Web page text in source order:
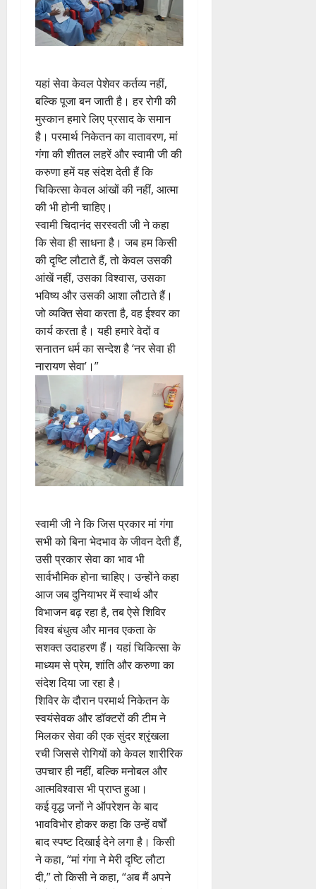
यहां सेवा केवल पेशेवर कर्तव्य नहीं,
बल्कि पूजा बन जाती है। हर रोगी की
मुस्कान हमारे लिए प्रसाद के समान
है। परमार्थ निकेतन का वातावरण, मां
गंगा की शीतल लहरें और स्वामी जी की
करुणा हमें यह संदेश देती हैं कि
चिकित्सा केवल आंखों की नहीं, आत्मा
की भी होनी चाहिए।
स्वामी चिदानंद सरस्वती जी ने कहा
कि सेवा ही साधना है। जब हम किसी
की दृष्टि लौटाते हैं, तो केवल उसकी
आंखें नहीं, उसका विश्वास, उसका
भविष्य और उसकी आशा लौटाते हैं।
जो व्यक्ति सेवा करता है, वह ईश्वर का
कार्य करता है। यही हमारे वेदों व
सनातन धर्म का सन्देश है ‘नर सेवा ही
नारायण सेवा’।”
स्वामी जी ने कि जिस प्रकार मां गंगा
सभी को बिना भेदभाव के जीवन देती हैं,
उसी प्रकार सेवा का भाव भी
सार्वभौमिक होना चाहिए। उन्होंने कहा
आज जब दुनियाभर में स्वार्थ और
विभाजन बढ़ रहा है, तब ऐसे शिविर
विश्व बंधुत्व और मानव एकता के
सशक्त उदाहरण हैं। यहां चिकित्सा के
माध्यम से प्रेम, शांति और करुणा का
संदेश दिया जा रहा है।
शिविर के दौरान परमार्थ निकेतन के
स्वयंसेवक और डॉक्टरों की टीम ने
मिलकर सेवा की एक सुंदर श्रृंखला
रची जिससे रोगियों को केवल शारीरिक
उपचार ही नहीं, बल्कि मनोबल और
आत्मविश्वास भी प्राप्त हुआ।
कई वृद्ध जनों ने ऑपरेशन के बाद
भावविभोर होकर कहा कि उन्हें वर्षों
बाद स्पष्ट दिखाई देने लगा है। किसी
ने कहा, “मां गंगा ने मेरी दृष्टि लौटा
दी,” तो किसी ने कहा, “अब मैं अपने